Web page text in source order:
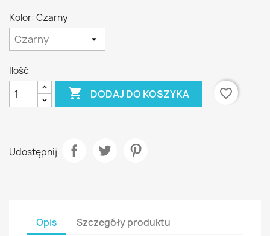
Kolor: Czarny
Ilość
 DODAJ DO KOSZYKA favorite_border
Udostępnij
Opis Szczegóły produktu